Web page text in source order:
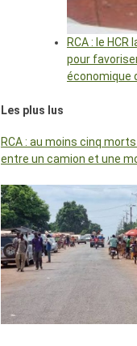
RCA : le
pour
économique
Les plus lus
RCA : au moins cinq
entre un camion et une